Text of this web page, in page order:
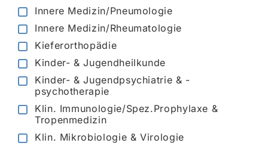
Innere Medizin/Pneumologie
Innere Medizin/Rheumatologie
Kieferorthopädie
Kinder- & Jugendheilkunde
Kinder- & Jugendpsychiatrie & -
psychotherapie
Klin. Immunologie/Spez.Prophylaxe &
Tropenmedizin
Klin. Mikrobiologie & Virologie